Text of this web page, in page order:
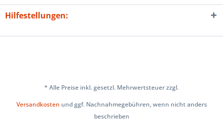
Hilfestellungen:
* Alle Preise inkl. gesetzl. Mehrwertsteuer zzgl.
Versandkosten und ggf. Nachnahmegebühren, wenn nicht anders
beschrieben